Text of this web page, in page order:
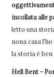
incollata alle
letto una
nona casa
la storia è
Hell Bent -